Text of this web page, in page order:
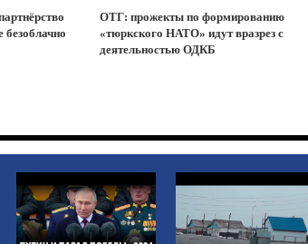
ОТГ: прожекты по формированию
«тюркского НАТО» идут вразрез с
деятельностью ОДКБ